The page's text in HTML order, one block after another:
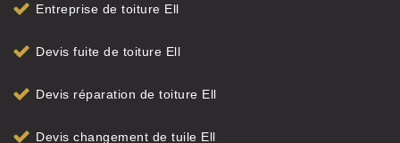
Entreprise de toiture Ell
Devis fuite de toiture Ell
Devis réparation de toiture Ell
Devis changement de tuile Ell